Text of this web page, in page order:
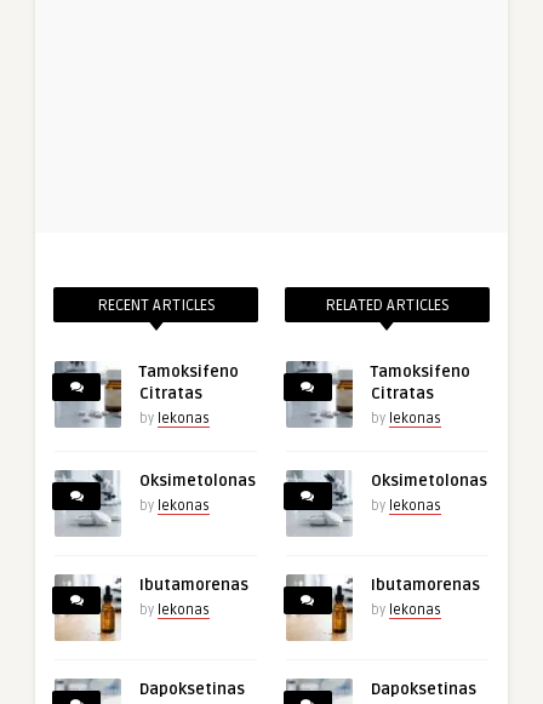
RECENT ARTICLES
Tamoksifeno
Citratas
by lekonas
Oksimetolonas
by lekonas
Ibutamorenas
by lekonas
Dapoksetinas
RELATED ARTICLES
Tamoksifeno
Citratas
by lekonas
Oksimetolonas
by lekonas
Ibutamorenas
by lekonas
Dapoksetinas